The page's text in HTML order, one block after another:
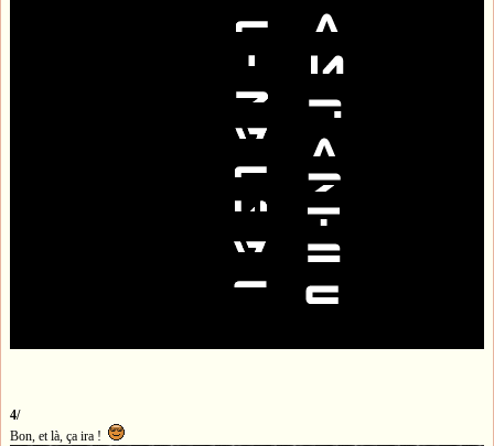
4/
Bon, et là, ça ira !